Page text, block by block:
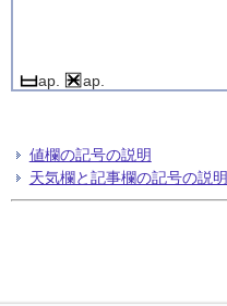
ap. ap.
値欄の記号の説明
天気欄と記事欄の記号の説明